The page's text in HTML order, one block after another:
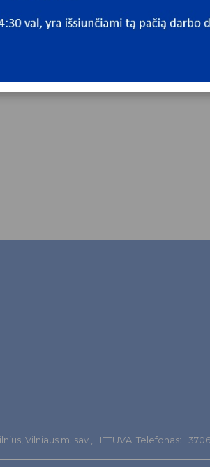
Vilniaus m. sav., LIETUVA. Telefonas: